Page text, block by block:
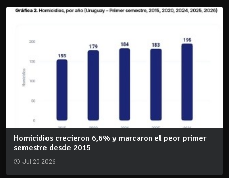
Homicidios crecieron 6,6% y marcaron el peor primer
semestre desde 2015
Jul 20 2026